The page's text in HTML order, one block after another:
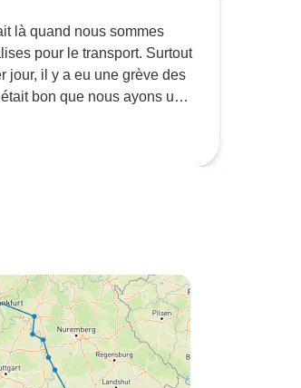
là quand nous sommes
pour le transport. Surtout
jour, il y a eu une grève des
bon que nous ayons un